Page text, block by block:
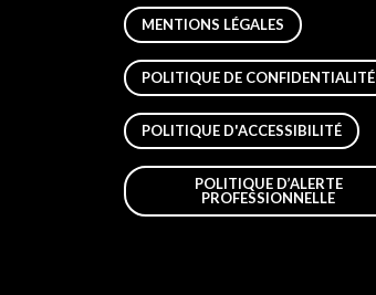
MENTIONS LÉGALES
POLITIQUE DE CONFIDENTIALITÉ
POLITIQUE D'ACCESSIBILITÉ
POLITIQUE D’ALERTE
PROFESSIONNELLE